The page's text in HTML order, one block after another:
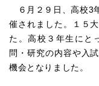
６月２９日、高校3
催されました。１５
た。高校３年生にと
問・研究の内容や入
機会となりました。